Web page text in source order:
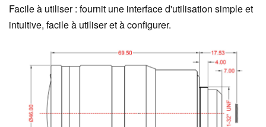
Facile à utiliser : fournit une interface d'utilisation simple et
intuitive, facile à utiliser et à configurer.